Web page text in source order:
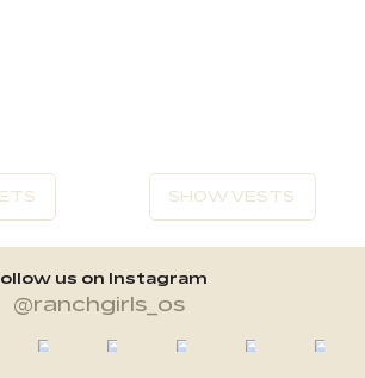
SHOW VESTS
us on Instagram
@ranchgirls_os